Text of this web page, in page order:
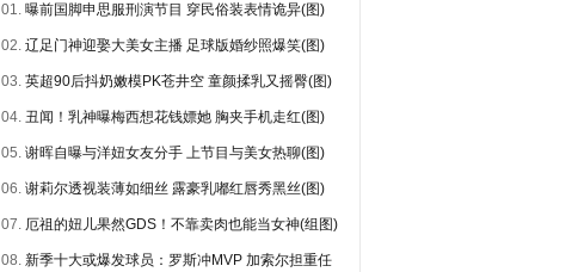
01. 曝前国脚申思服刑演节目 穿民俗装表情诡异(图)
02. 辽足门神迎娶大美女主播 足球版婚纱照爆笑(图)
03. 英超90后抖奶嫩模PK苍井空 童颜揉乳又摇臀(图)
04. 丑闻！乳神曝梅西想花钱嫖她 胸夹手机走红(图)
05. 谢晖自曝与洋妞女友分手 上节目与美女热聊(图)
06. 谢莉尔透视装薄如细丝 露豪乳嘟红唇秀黑丝(图)
07. 厄祖的妞儿果然GDS！不靠卖肉也能当女神(组图)
08. 新季十大或爆发球员：罗斯冲MVP 加索尔担重任